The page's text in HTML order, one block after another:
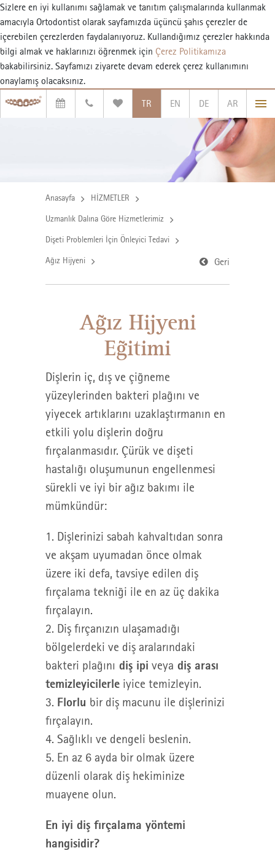
Sizlere en iyi kullanımı sağlamak ve tanıtım çalışmalarında kullanmak
amacıyla Ortodontist olarak sayfamızda üçüncü şahıs çerezler de
içerebilen çerezlerden faydalanıyoruz. Kullandığımız çerezler hakkında
bilgi almak ve haklarınızı öğrenmek için Çerez Politikamıza
bakabilirsiniz. Sayfamızı ziyarete devam ederek çerez kullanımını
onaylamış olacaksınız.
TR
EN DE AR
Anasayfa HİZMETLER
Uzmanlık Dalına Göre Hizmetlerimiz
Dişeti Problemleri İçin Önleyici Tedavi
Ağız Hijyeni Geri
Ağız Hijyeni
Eğitimi
Dişlerin iç, dış ve çiğneme
yüzeylerinden bakteri plağını ve
yiyecek artıklarını uzaklaştırmanın en
etkili yolu dişlerin doğru
fırçalanmasıdır. Çürük ve dişeti
hastalığı oluşumunun engellenmesi
sürekli ve iyi bir ağız bakımı ile
mümkündür:
1. Dişlerinizi sabah kahvaltıdan sonra
ve akşam uyumadan önce olmak
üzere iki defa, tavsiye edilen diş
fırçalama tekniği ile en az üç dakika
fırçalayın.
2. Diş fırçanızın ulaşamadığı
bölgelerdeki ve diş aralarındaki
bakteri plağını diş ipi veya diş arası
temizleyicilerle iyice temizleyin.
3. Florlu bir diş macunu ile dişlerinizi
fırçalayın.
4. Sağlıklı ve dengeli beslenin.
5. En az 6 ayda bir olmak üzere
düzenli olarak diş hekiminize
muayene olun.
En iyi diş fırçalama yöntemi
hangisidir?